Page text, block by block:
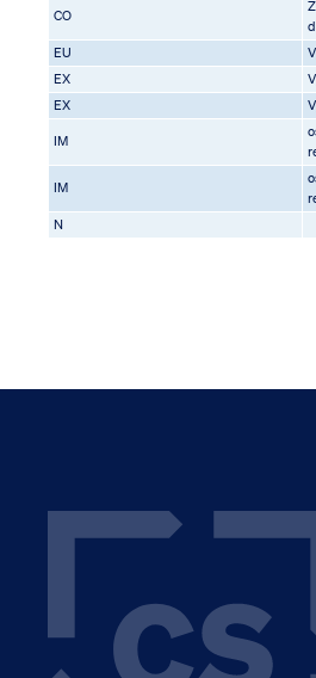
CO
EU
EX
EX
IM
IM
N